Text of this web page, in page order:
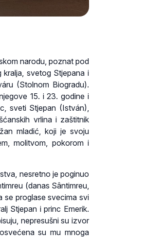
narodu, poznat pod
kralja, svetog Stjepana i
(Stolnom Biogradu).
15. i 23. godine i
sveti Stjepan (István),
vrlina i zaštitnik
mladić, koji je svoju
molitvom, pokorom i
nesretno je poginuo
(danas Sântimreu,
se proglase svecima svi
Stjepan i princ Emerik.
nepresušni su izvor
su mu mnoga